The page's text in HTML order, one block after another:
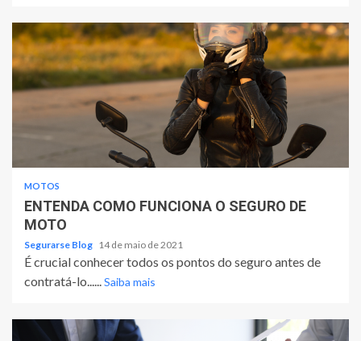
MOTOS
ENTENDA COMO FUNCIONA O SEGURO DE
MOTO
Segurarse Blog 14 de maio de 2021
É crucial conhecer todos os pontos do seguro antes de
contratá-lo......Saiba mais